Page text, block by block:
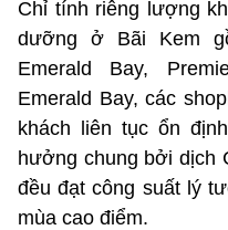
Chỉ tính riêng lượng
dưỡng ở Bãi Kem
Emerald Bay,
Emerald Bay, các
khách liên tục ổn
hưởng chung bởi dịch
đều đạt công suất lý
mùa cao điểm.